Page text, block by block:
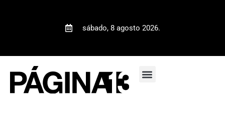
sábado, 8 agosto 2026.